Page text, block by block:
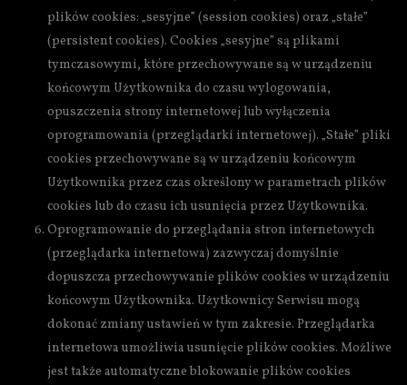
plików cookies: „sesyjne” (session cookies) oraz „stałe”
(persistent cookies). Cookies „sesyjne” są plikami
tymczasowymi, które przechowywane są w urządzeniu
końcowym Użytkownika do czasu wylogowania,
opuszczenia strony internetowej lub wyłączenia
oprogramowania (przeglądarki internetowej). „Stałe” pliki
cookies przechowywane są w urządzeniu końcowym
Użytkownika przez czas określony w parametrach plików
cookies lub do czasu ich usunięcia przez Użytkownika.
Oprogramowanie do przeglądania stron internetowych
(przeglądarka internetowa) zazwyczaj domyślnie
dopuszcza przechowywanie plików cookies w urządzeniu
końcowym Użytkownika. Użytkownicy Serwisu mogą
dokonać zmiany ustawień w tym zakresie. Przeglądarka
internetowa umożliwia usunięcie plików cookies. Możliwe
jest także automatyczne blokowanie plików cookies